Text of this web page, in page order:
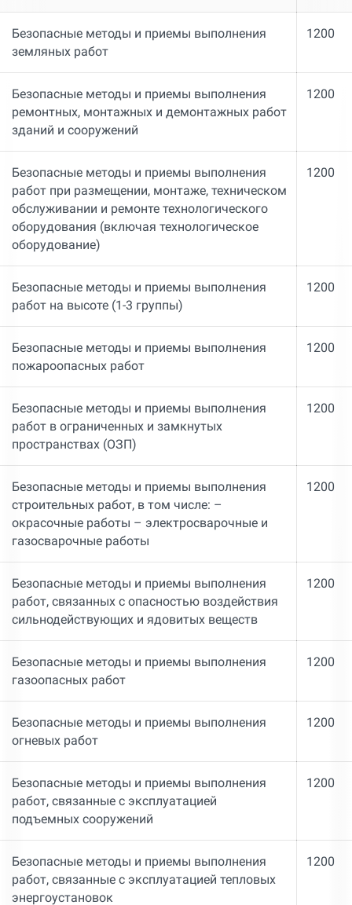
Безопасные методы и приемы выполнения
земляных работ
1200
Безопасные методы и приемы выполнения
ремонтных, монтажных и демонтажных работ
зданий и сооружений
1200
Безопасные методы и приемы выполнения
работ при размещении, монтаже, техническом
обслуживании и ремонте технологического
оборудования (включая технологическое
оборудование)
1200
Безопасные методы и приемы выполнения
работ на высоте (1-3 группы)
1200
Безопасные методы и приемы выполнения
пожароопасных работ
1200
Безопасные методы и приемы выполнения
работ в ограниченных и замкнутых
пространствах (ОЗП)
1200
Безопасные методы и приемы выполнения
строительных работ, в том числе: –
окрасочные работы – электросварочные и
газосварочные работы
1200
Безопасные методы и приемы выполнения
работ, связанных с опасностью воздействия
сильнодействующих и ядовитых веществ
1200
Безопасные методы и приемы выполнения
газоопасных работ
1200
Безопасные методы и приемы выполнения
огневых работ
1200
Безопасные методы и приемы выполнения
работ, связанные с эксплуатацией
подъемных сооружений
1200
Безопасные методы и приемы выполнения
работ, связанные с эксплуатацией тепловых
энергоустановок
1200